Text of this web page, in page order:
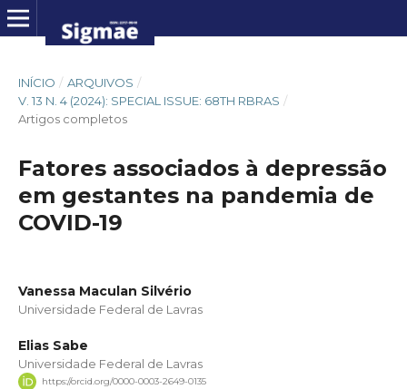
INÍCIO / ARQUIVOS /
V. 13 N. 4 (2024): SPECIAL ISSUE: 68TH RBRAS /
Artigos completos
Fatores associados à depressão
em gestantes na pandemia de
COVID-19
Vanessa Maculan Silvério
Universidade Federal de Lavras
Elias Sabe
Universidade Federal de Lavras
https://orcid.org/0000-0003-2649-0135